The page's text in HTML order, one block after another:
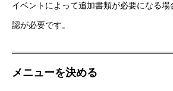
イベントによって追加書類が必要になる
認が必要です。
メニューを決める